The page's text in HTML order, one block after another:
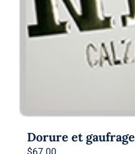
Dorure et gaufrage